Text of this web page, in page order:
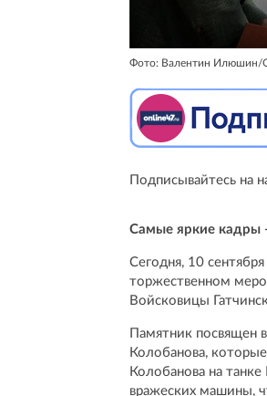
Фото: Валентин Илюшин/
Подписывайтесь на
Самые яркие кадры
Сегодня, 10
торжественном
Войсковицы
Памятник посвящен
Колобанова,
Колобанова на
вражеских машины,